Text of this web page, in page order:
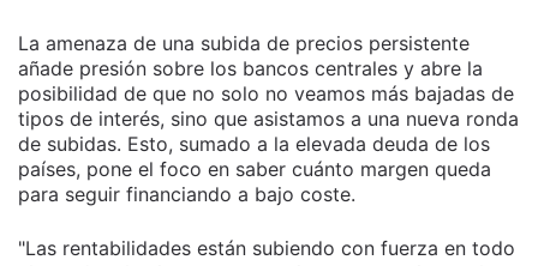
La amenaza de una subida de precios persistente
añade presión sobre los bancos centrales y abre la
posibilidad de que no solo no veamos más bajadas de
tipos de interés, sino que asistamos a una nueva ronda
de subidas. Esto, sumado a la elevada deuda de los
países, pone el foco en saber cuánto margen queda
para seguir financiando a bajo coste.
"Las rentabilidades están subiendo con fuerza en todo